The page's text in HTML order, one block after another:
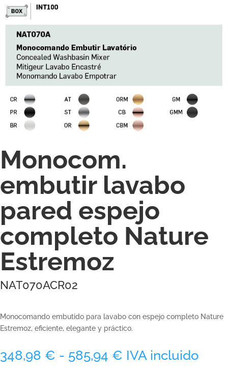
Monocom.
embutir lavabo
pared espejo
completo Nature
Estremoz
NAT070ACR02
Monocomando embutido para lavabo con espejo completo Nature
Estremoz, eficiente, elegante y práctico.
348,98 € - 585,94 € Rango
IVA incluido